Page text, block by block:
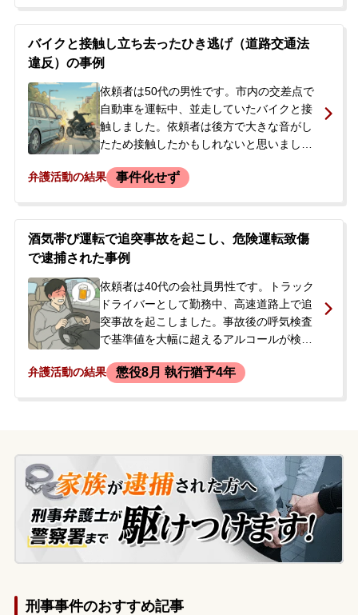
した。依頼者は尊い命を奪ってしまった罪
の重さに押しつぶされそうになりながら
も、今後の裁判や償いについて相談するた
め、当事務所を訪れました。
バイクと接触し立ち去ったひき逃げ（道路交通法
違反）の事例
依頼者は50代の男性です。市内の交差点で
自動車を運転中、並走していたバイクと接
触しました。依頼者は後方で大きな音がし
たため接触したかもしれないと思いました
かったため、そのまま走り去りました。し
後日、警察がひき逃げ事件として捜査を開
始し、依頼者は事情聴取を受け、被害者が
診断書を提出すれば人身事故となり、救護
義務違反に問われると説明を受けました。
刑事処分を不安に思い、弁護士に相談され
ました。
弁護活動の結果 事件化せず
酒気帯び運転で追突事故を起こし、危険運転致傷
で逮捕された事例
依頼者は40代の会社員男性です。トラック
ドライバーとして勤務中、高速道路上で追
突事故を起こしました。事故後の呼気検査
で基準値を大幅に超えるアルコールが検出
は病院に搬送されましたが、怪我は軽傷で
の勤務先の顧問弁護士から当事務所に連絡
があり、会社の社長から正式に初回接見の
ご依頼を受けました。
弁護活動の結果 懲役8月 執行猶予4年
刑事事件のおすすめ記事